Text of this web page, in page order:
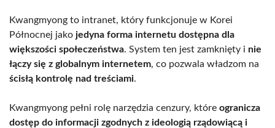
Kwangmyong to intranet, który funkcjonuje w Korei
Północnej jako jedyna forma internetu dostępna dla
większości społeczeństwa. System ten jest zamknięty i nie
łączy się z globalnym internetem, co pozwala władzom na
ścisłą kontrolę nad treściami.
Kwangmyong pełni rolę narzędzia cenzury, które ogranicza
dostęp do informacji zgodnych z ideologią rządowiącą i